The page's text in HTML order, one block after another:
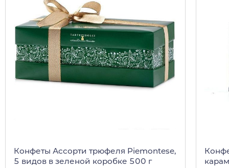
Конфеты Ассорти трюфеля Piemontese,
5 видов в зеленой коробке 500 г